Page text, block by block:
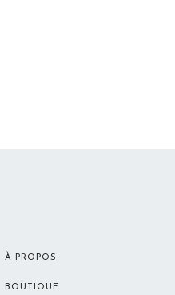
À PROPOS
BOUTIQUE